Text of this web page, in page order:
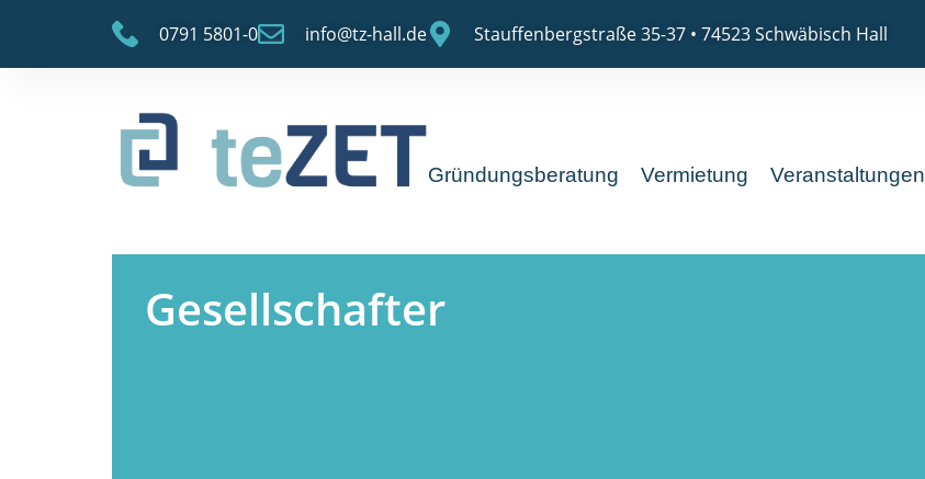
0791 5801-0 info@tz-hall.de Stauffenbergstraße 35-37 • 74523 Schwäbisch Hall
Gründungsberatung Vermietung Veranstaltungen
Gesellschafter